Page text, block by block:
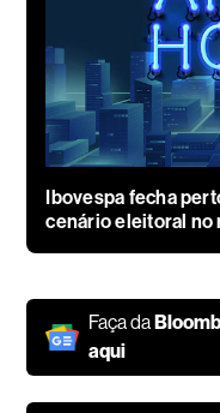
Ibovespa fecha
cenário eleitoral no
Faça da
aqui